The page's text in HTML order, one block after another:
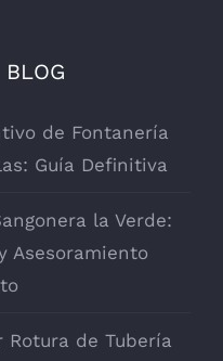
BLOG
de Fontanería
Guía Definitiva
la Verde:
Asesoramiento
Rotura de Tubería